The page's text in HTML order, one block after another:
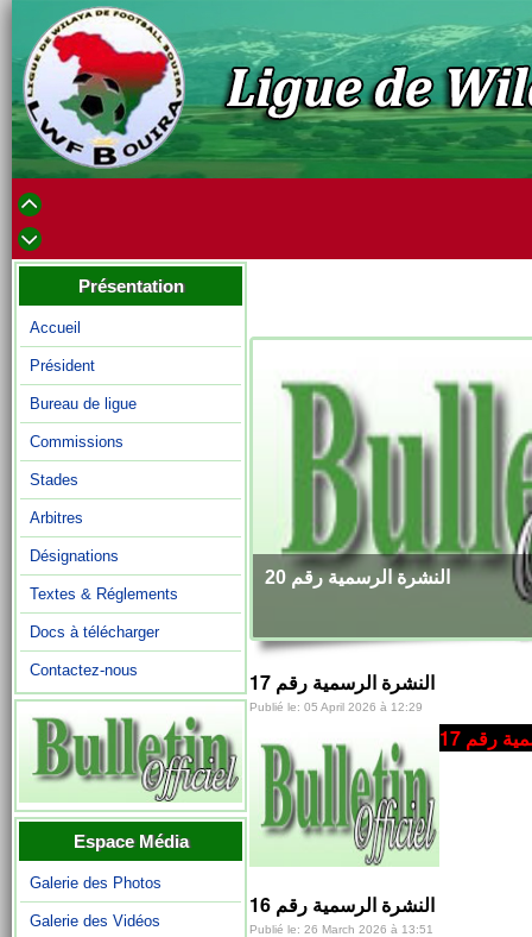
Présentation
Accueil
Président
Bureau de ligue
Commissions
Stades
Arbitres
Désignations
Textes & Réglements
Docs à télécharger
Contactez-nous
Espace Média
Galerie des Photos
Galerie des Vidéos
النشرة الرسمية رقم 20
النشرة الرسمية رقم 17
Publié le: 05 April 2026 à 12:29
رقم 17
النشرة الرسمية رقم 16
Publié le: 26 March 2026 à 13:51